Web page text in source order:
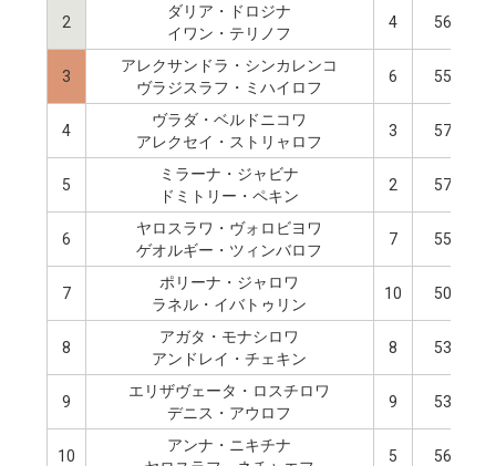
2
ダリア・ドロジナ
イワン・テリノフ
4 56.37
3
アレクサンドラ・シンカレンコ
ヴラジスラフ・ミハイロフ
6 55.82
4
ヴラダ・ベルドニコワ
アレクセイ・ストリャロフ
3 57.77
5
ミラーナ・ジャビナ
ドミトリー・ペキン
2 57.98
6
ヤロスラワ・ヴォロビヨワ
ゲオルギー・ツィンバロフ
7 55.33
7
ポリーナ・ジャロワ
ラネル・イバトゥリン
10 50.54
8
アガタ・モナシロワ
アンドレイ・チェキン
8 53.92
9
エリザヴェータ・ロスチロワ
デニス・アウロフ
9 53.25
10
アンナ・ニキチナ
5 56.25